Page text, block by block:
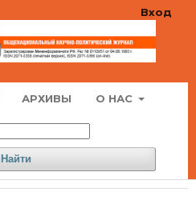
АРХИВЫ О НАС
Найти
Вход